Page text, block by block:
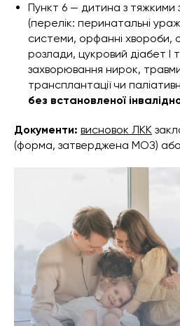
Пункт 6 — дитина з тяжкими
(перелік: перинатальні
системи, орфанні хвороби,
розлади, цукровий діабет І
захворювання нирок,
трансплантації чи
без встановленої
Документи: висновок ЛКК
(форма, затверджена МОЗ)